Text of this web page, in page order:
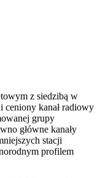
z siedzibą w
ceniony kanał radiowy
grupy
główne kanały
stacji
profilem